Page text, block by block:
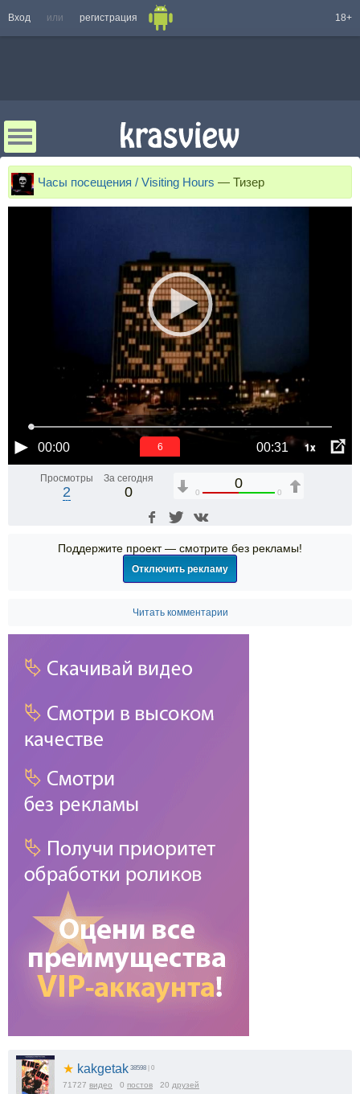
Вход или регистрация 18+
Часы посещения / Visiting Hours — Тизер
00:00 00:31 1x
6
Просмотры
2
За сегодня
0
0
0 0
Поддержите проект — смотрите без рекламы!
Отключить рекламу
Читать комментарии
★ kakgetak 38598 | 0
71727 видео 0 постов 20 друзей